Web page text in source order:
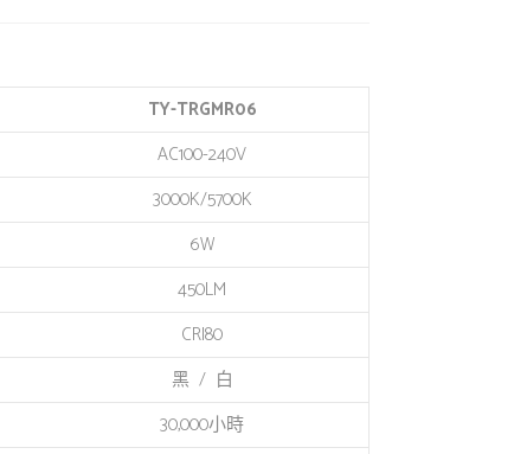
TY-TRGMR06
AC100-240V
3000K/5700K
6W
450LM
CRI80
黑 / 白
30,000小時